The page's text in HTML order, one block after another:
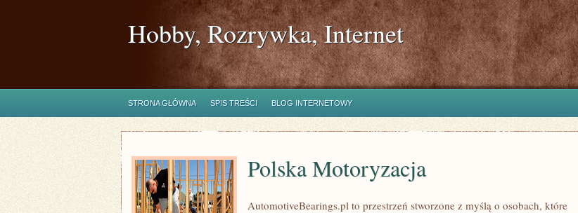
Hobby, Rozrywka, Internet
STRONA GŁÓWNA SPIS TREŚCI BLOG INTERNETOWY
Polska Motoryzacja
AutomotiveBearings.pl to przestrzeń stworzone z myślą o osobach, które